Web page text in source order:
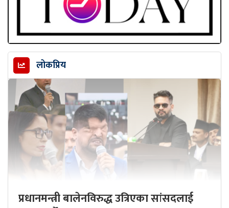
लोकप्रिय
प्रधानमन्त्री बालेनविरुद्ध उत्रिएका सांसदलाई